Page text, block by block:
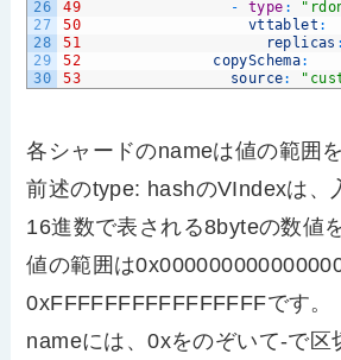
26
27
28
29
30
49
- type :
50
vttablet :
51
replicas :
52
copySchema:
53
source:
各シャードのnameは値の範囲
前述のtype: hashのVIndexは、
16進数で表される8byteの数値
値の範囲は
0xFFFFFFFFFFFFFFFFです。
nameには、0xをのぞいて-で区